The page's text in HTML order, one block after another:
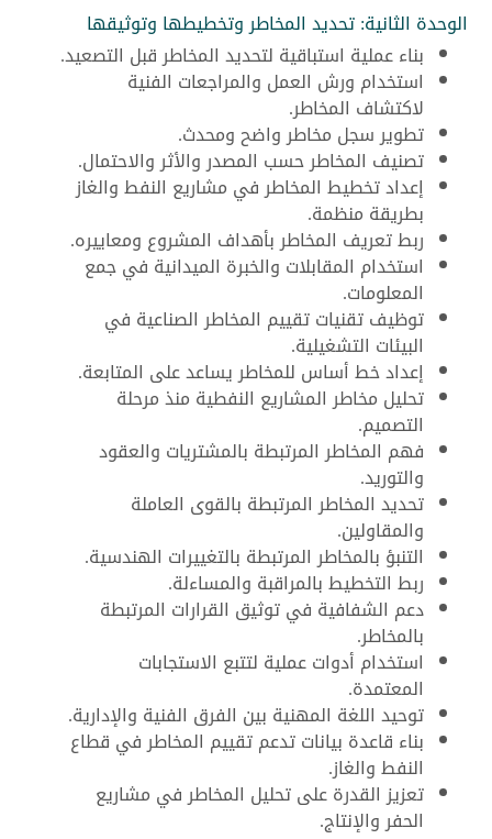
الوحدة الثانية: تحديد المخاطر وتخطيطها وتوثيقها
بناء عملية استباقية لتحديد المخاطر قبل التصعيد.
استخدام ورش العمل والمراجعات الفنية
لاكتشاف المخاطر.
تطوير سجل مخاطر واضح ومحدث.
تصنيف المخاطر حسب المصدر والأثر والاحتمال.
إعداد تخطيط المخاطر في مشاريع النفط والغاز
بطريقة منظمة.
ربط تعريف المخاطر بأهداف المشروع ومعاييره.
استخدام المقابلات والخبرة الميدانية في جمع
المعلومات.
توظيف تقنيات تقييم المخاطر الصناعية في
البيئات التشغيلية.
إعداد خط أساس للمخاطر يساعد على المتابعة.
تحليل مخاطر المشاريع النفطية منذ مرحلة
التصميم.
فهم المخاطر المرتبطة بالمشتريات والعقود
والتوريد.
تحديد المخاطر المرتبطة بالقوى العاملة
والمقاولين.
التنبؤ بالمخاطر المرتبطة بالتغييرات الهندسية.
ربط التخطيط بالمراقبة والمساءلة.
دعم الشفافية في توثيق القرارات المرتبطة
بالمخاطر.
استخدام أدوات عملية لتتبع الاستجابات
المعتمدة.
توحيد اللغة المهنية بين الفرق الفنية والإدارية.
بناء قاعدة بيانات تدعم تقييم المخاطر في قطاع
النفط والغاز.
تعزيز القدرة على تحليل المخاطر في مشاريع
الحفر والإنتاج.